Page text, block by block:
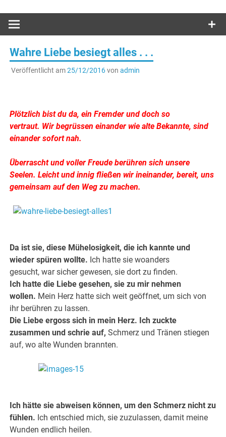
Wahre Liebe besiegt alles . . .
Veröffentlicht am25/12/2016von admin
Plötzlich bist du da, ein Fremder und doch so
vertraut. Wir begrüssen einander wie alte Bekannte,sind
einander sofort nah.
Überrascht und voller Freude berühren sich unsere
Seelen. Leicht und innig fließen wir ineinander, bereit, uns
gemeinsam auf den Weg zu machen.
Da ist sie, diese Mühelosigkeit, die ich kannte und
wieder spüren wollte. Ich hatte sie woanders
gesucht, war sicher gewesen, sie dort zu finden.
Ich hatte die Liebe gesehen, sie zu mir nehmen
wollen. Mein Herz hatte sich weit geöffnet, um sich von
ihr berühren zu lassen.
Die Liebe ergoss sich in mein Herz. Ich zuckte
zusammen und schrie auf, Schmerz und Tränen stiegen
auf, wo alte Wunden brannten.
Ich hätte sie abweisen können, um den Schmerz nicht zu
fühlen. Ich entschied mich, sie zuzulassen, damit meine
Wunden endlich heilen.